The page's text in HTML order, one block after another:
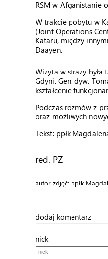
RSM w Afganistanie
W trakcie pobytu w
(Joint Operations
Kataru, między
Daayen.
Wizyta w straży
Gdyni. Gen. dyw.
kształcenie
Podczas rozmów z
oraz możliwych
Tekst: ppłk
red. PZ
autor zdjęć: ppłk
dodaj komentarz
nick